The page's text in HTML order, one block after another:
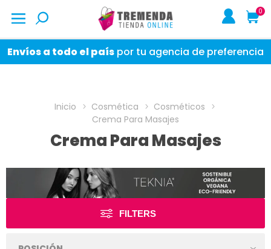
0
Envíos a todo el país por tu agencia de preferencia
Inicio Cosmética
Cosméticos
Crema Para Masajes
Crema Para Masajes
FILTERS